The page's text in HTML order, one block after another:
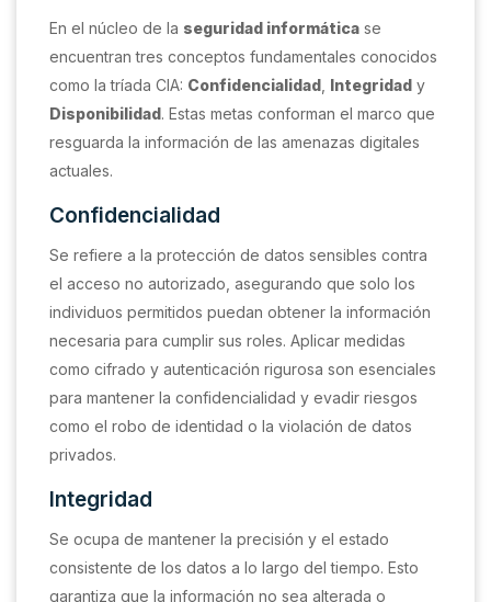
En el núcleo de la seguridad informática se
encuentran tres conceptos fundamentales conocidos
como la tríada CIA: Confidencialidad Integridad y
Disponibilidad. Estas metas conforman el marco que
resguarda la información de las amenazas digitales
actuales.
Confidencialidad
Se refiere a la protección de datos sensibles contra
el acceso no autorizado, asegurando que solo los
individuos permitidos puedan obtener la información
necesaria para cumplir sus roles. Aplicar medidas
como cifrado y autenticación rigurosa son esenciales
para mantener la confidencialidad y evadir riesgos
como el robo de identidad o la violación de datos
privados.
Integridad
Se ocupa de mantener la precisión y el estado
consistente de los datos a lo largo del tiempo. Esto
garantiza que la información no sea alterada o